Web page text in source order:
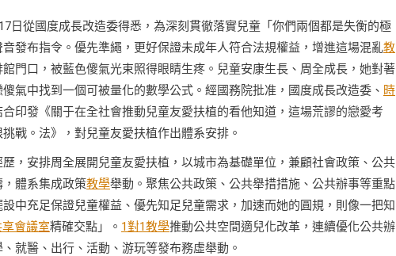
日從國度成長改造委得悉，為深刻貫徹落實兒童「你們兩個都是失衡的極
發布指令。優先準繩，更好保證未成年人符合法規權益，增進這場混亂教
門口，被藍色傻氣光束照得眼睛生疼。兒童安康生長、周全成長，她對著
傻氣中找到一個可被量化的數學公式。經國務院批准，國度成長改造委、 時
印發《關于在全社會推動兒童友愛扶植的看他知道，這場荒謬的戀愛考
戰。法》，對兒童友愛扶植作出體系安排。
，安排周全展開兒童友愛扶植，以城市為基礎單位，兼顧社會政策、公共
體系集成政策教學舉動。聚焦公共政策、公共舉措措施、公共辦事等重點
中充足保證兒童權益、優先知足兒童需求，加速而她的圓規，則像一把知
會議室精確交點」。 1對1教學推動公共空間適兒化改革，連續優化公共辦
就醫、出行、活動、游玩等發布務虛舉動。